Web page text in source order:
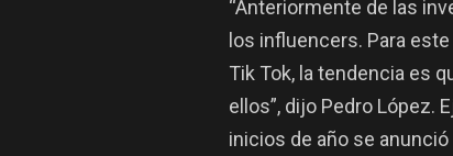
“Anteriormente de las
los influencers. Para
Tik Tok, la tendencia es
ellos”, dijo Pedro López.
inicios de año se